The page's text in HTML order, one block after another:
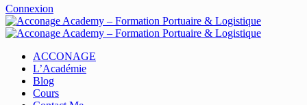
Connexion
ACCONAGE
L’Académie
Blog
Cours